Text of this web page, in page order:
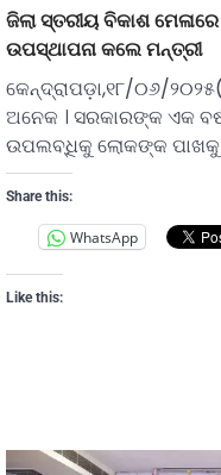
ଜିଲା ସ୍ତରୀୟ ବିକାଶ
ଉପସ୍ଥାପନା କଲେ ମନ୍ତ୍ରୀ
କେନ୍ଦ୍ରାପଡ଼ା,୧୮/୦୬/
ଅନେକ । ସରକାରଙ୍କ ଏକ
ଉପଲବ୍ଧିକୁ ଲୋକଙ୍କ ପାଖକୁ
Share this:
WhatsApp
Like this: